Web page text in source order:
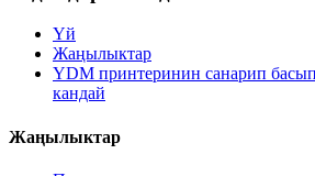
Үй
Жаңылыктар
YDM принтеринин санарип
кандай
Жаңылыктар